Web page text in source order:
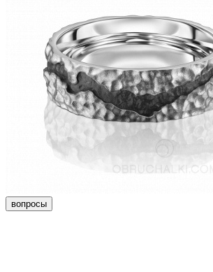
вопросы